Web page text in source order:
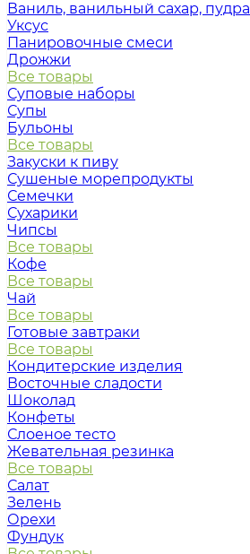
Ваниль, ванильный сахар, пудра
Уксус
Панировочные смеси
Дрожжи
Все товары
Суповые наборы
Супы
Бульоны
Все товары
Закуски к пиву
Сушеные морепродукты
Семечки
Сухарики
Чипсы
Все товары
Кофе
Все товары
Чай
Все товары
Готовые завтраки
Все товары
Кондитерские изделия
Восточные сладости
Шоколад
Конфеты
Слоеное тесто
Жевательная резинка
Все товары
Салат
Зелень
Орехи
Фундук